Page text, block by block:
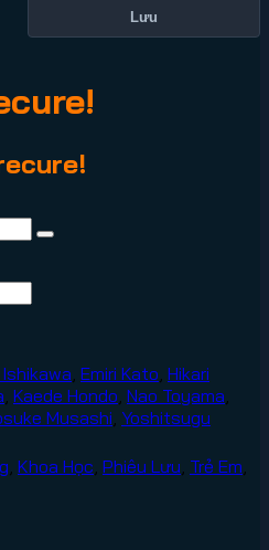
Lưu
Emiri Kato Hikari
Kaede Hondo Nao Toyama
Musashi Yoshitsugu
Khoa Học Phiêu Lưu Trẻ Em